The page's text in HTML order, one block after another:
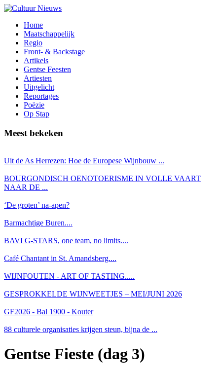
Home
Maatschappelijk
Regio
Front- & Backstage
Artikels
Gentse Feesten
Artiesten
Uitgelicht
Reportages
Poëzie
Op Stap
Meest bekeken
Uit de As Herrezen: Hoe de Europese Wijnbouw ...
BOURGONDISCH OENOTOERISME IN VOLLE VAART
NAAR DE ...
‘De groten’ na-apen?
Barmachtige Buren....
BAVI G-STARS, one team, no limits....
Café Chantant in St. Amandsberg....
WIJNFOUTEN - ART OF TASTING.....
GESPROKKELDE WIJNWEETJES – MEI/JUNI 2026
GF2026 - Bal 1900 - Kouter
88 culturele organisaties krijgen steun, bijna de ...
Gentse Fieste (dag 3)